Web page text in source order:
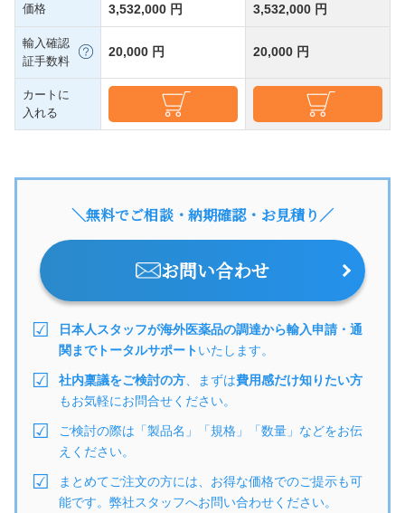
価格 3,532,000 円 3,532,000 円
輸入確認
証手数料
20,000 円 20,000 円
カートに
入れる
＼無料でご相談・納期確認・お見積り／
お問い合わせ
日本人スタッフが海外医薬品の調達から輸入申請・通
関までトータルサポートいたします。
社内稟議をご検討の方 、まずは費用感だけ知りたい方
もお気軽にお問合せください。
ご検討の際は「製品名」「規格」「数量」などをお伝
えください。
まとめてご注文の方には、お得な価格でのご提示も可
能です。弊社スタッフへお問い合わせください。